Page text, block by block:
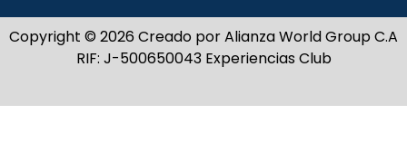
Copyright © 2026 Creado por Alianza World Group C.A
RIF: J-500650043 Experiencias Club